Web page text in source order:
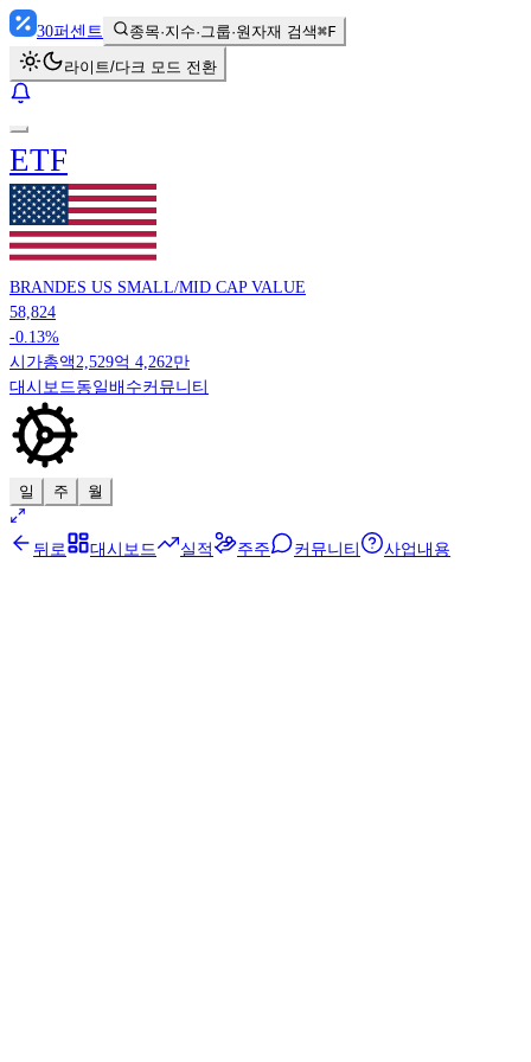
30퍼센트 종목·지수·그룹·원자재 검색⌘F
라이트/다크 모드 전환
ETF
BRANDES US SMALL/MID CAP VALUE
58,824
-0.13%
시가총액 2,529억 4,262만
대시보드 동일배수커뮤니티
일 주 월
뒤로 대시보드 실적 주주 커뮤니티 사업내용